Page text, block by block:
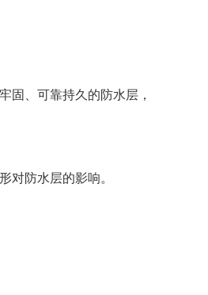
、可靠持久的防水层，
防水层的影响。